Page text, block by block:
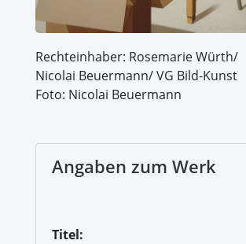
Rechteinhaber: Rosemarie Würth/
Nicolai Beuermann/ VG Bild-Kunst
Foto: Nicolai Beuermann
Angaben zum Werk
Titel: